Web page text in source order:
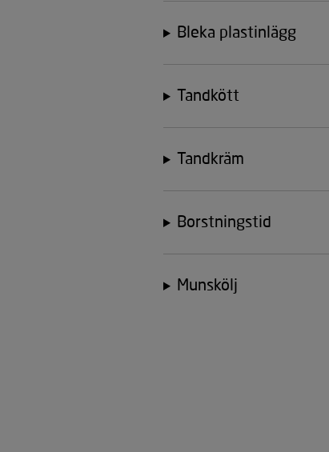
Bleka plastinlägg
Tandkött
Tandkräm
Borstningstid
Munskölj